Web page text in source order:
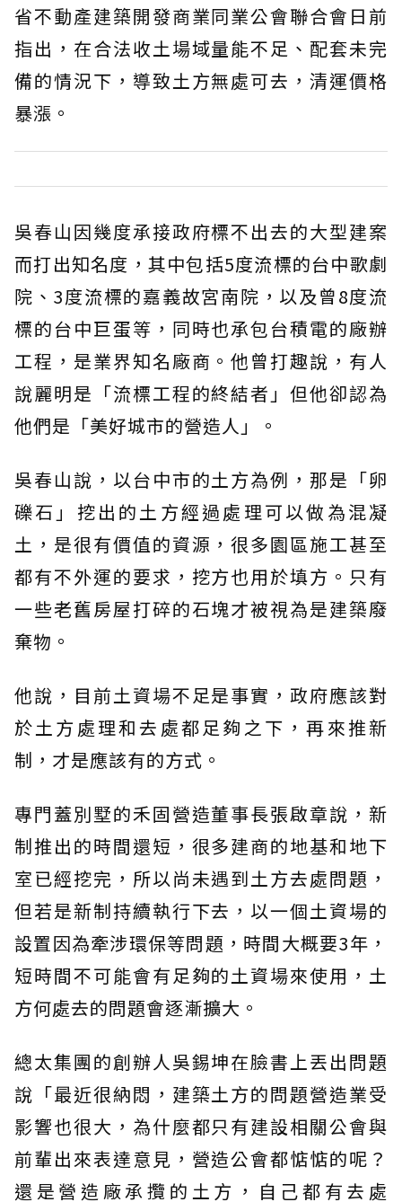
省不動產建築開發商業同業公會聯合會日前
指出，在合法收土場域量能不足、配套未完
備的情況下，導致土方無處可去，清運價格
暴漲。
吳春山因幾度承接政府標不出去的大型建案
而打出知名度，其中包括5度流標的台中歌劇
院、3度流標的嘉義故宮南院，以及曾8度流
標的台中巨蛋等，同時也承包台積電的廠辦
工程，是業界知名廠商。他曾打趣說，有人
說麗明是「流標工程的終結者」但他卻認為
他們是「美好城市的營造人」。
吳春山說，以台中市的土方為例，那是「卵
礫石」挖出的土方經過處理可以做為混凝
土，是很有價值的資源，很多園區施工甚至
都有不外運的要求，挖方也用於填方。只有
一些老舊房屋打碎的石塊才被視為是建築廢
棄物。
他說，目前土資場不足是事實，政府應該對
於土方處理和去處都足夠之下，再來推新
制，才是應該有的方式。
專門蓋別墅的禾固營造董事長張啟章說，新
制推出的時間還短，很多建商的地基和地下
室已經挖完，所以尚未遇到土方去處問題，
但若是新制持續執行下去，以一個土資場的
設置因為牽涉環保等問題，時間大概要3年，
短時間不可能會有足夠的土資場來使用，土
方何處去的問題會逐漸擴大。
總太集團的創辦人吳錫坤在臉書上丟出問題
說「最近很納悶，建築土方的問題營造業受
影響也很大，為什麼都只有建設相關公會與
前輩出來表達意見，營造公會都惦惦的呢？
還是營造廠承攬的土方，自己都有去處